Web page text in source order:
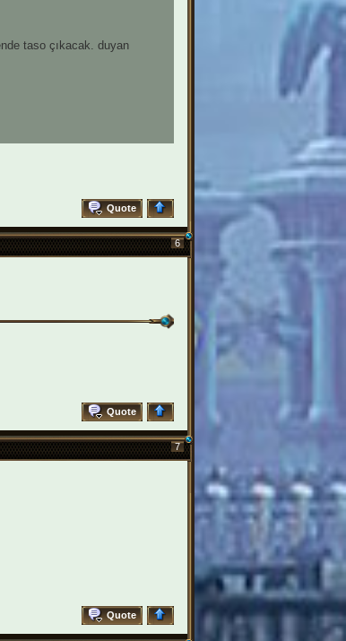
taso çıkacak. duyan
Quote
6
Quote
7
Quote